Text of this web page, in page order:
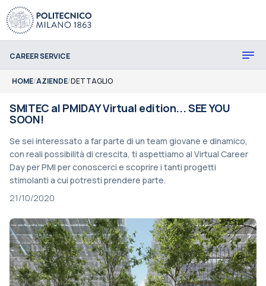
CAREER SERVICE
HOME/AZIENDE/DETTAGLIO
SMITEC al PMIDAY Virtual edition... SEE YOU
SOON!
Se sei interessato a far parte di un team giovane e dinamico,
con reali possibilità di crescita, ti aspettiamo al Virtual Career
Day per PMI per conoscerci e scoprire i tanti progetti
stimolanti a cui potresti prendere parte.
21/10/2020